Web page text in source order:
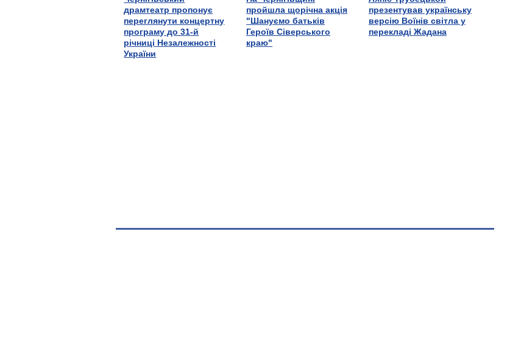
драмтеатр пропонує
переглянути концертну
програму до 31-й
річниці Незалежності
України
пройшла щорічна акція
"Шануємо батьків
Героїв Сіверського
краю"
презентував українську
версію Воїнів світла у
перекладі Жадана